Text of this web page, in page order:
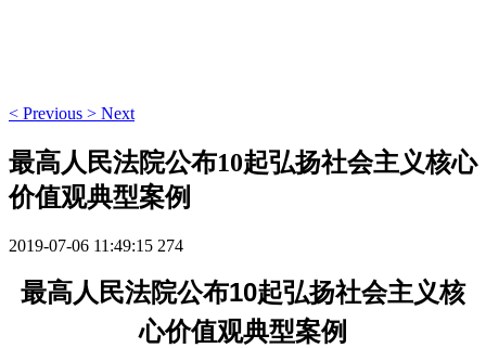
< Previous > Next
最高人民法院公布10起弘扬社会主义核心
价值观典型案例
2019-07-06 11:49:15 274
最高人民法院公布10起弘扬社会主义核
心价值观典型案例